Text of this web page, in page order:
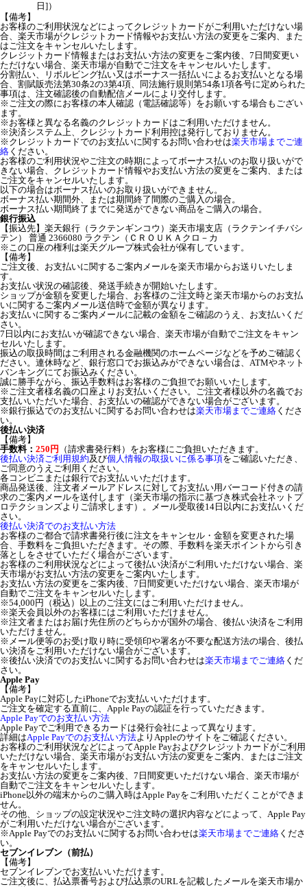
日]）
【備考】
お客様のご利用状況などによってクレジットカードがご利用いただけない場
合、楽天市場がクレジットカード情報やお支払い方法の変更をご案内、また
はご注文をキャンセルいたします。
クレジットカード情報またはお支払い方法の変更をご案内後、7日間変更い
ただけない場合、楽天市場が自動でご注文をキャンセルいたします。
分割払い、リボルビング払い又はボーナス一括払いによるお支払いとなる場
合、割賦販売法第30条2の3第4項、同法施行規則第54条1項各号に定められた
事項は、注文確認後の自動配信メールにより交付します。
※ご注文の際にお客様の本人確認（電話確認等）をお願いする場合もござい
ます。
※お客様と異なる名義のクレジットカードはご利用いただけません。
※決済システム上、クレジットカード利用控は発行しておりません。
※クレジットカードでのお支払いに関するお問い合わせは楽天市場までご連
絡 ください。
お客様のご利用状況やご注文の時期によってボーナス払いのお取り扱いがで
きない場合、クレジットカード情報やお支払い方法の変更をご案内、または
ご注文をキャンセルいたします。
以下の場合はボーナス払いのお取り扱いができません。
ボーナス払い期間外、または期間終了間際のご購入の場合。
ボーナス払い期間終了までに発送ができない商品をご購入の場合。
銀行振込
【振込先】楽天銀行（ラクテンギンコウ）楽天市場支店（ラクテンイチバシ
テン） 普通 2366080 ラクテン（ＣＲＯＵＫＡクロ－カ
※この口座の権利は楽天グループ株式会社が保有しています。
【備考】
ご注文後、お支払いに関するご案内メールを楽天市場からお送りいたしま
す。
お支払い状況の確認後、発送手続きが開始いたします。
ショップが金額を変更した場合、お客様のご注文時と楽天市場からのお支払
いに関するご案内メール送信時で金額が異なります。
お支払いに関するご案内メールに記載の金額をご確認のうえ、お支払いくだ
さい。
7日以内にお支払いが確認できない場合、楽天市場が自動でご注文をキャン
セルいたします。
振込の取扱時間はご利用される金融機関のホームページなどを予めご確認く
ださい。連休時など、銀行窓口でお振込みができない場合は、ATMやネット
バンキングにてお振込みください。
誠に勝手ながら、振込手数料はお客様のご負担でお願いいたします。
※ご注文者様名義の口座よりお支払いください。ご注文者様以外の名義でお
支払いいただいた場合、お支払いの確認ができない場合がございます。
※銀行振込でのお支払いに関するお問い合わせは楽天市場までご連絡 くださ
い。
後払い決済
【備考】
手数料： 250円
（請求書発行料）をお客様にご負担いただきます。
後払い決済ご利用規約及び個人情報の取扱いに係る事項をご確認いただき、
ご同意のうえご利用ください。
各コンビニまたは銀行でお支払いいただけます。
商品発送後、注文者メールアドレスに対してお支払い用バーコード付きの請
求のご案内メールを送付します（楽天市場の指示に基づき株式会社ネットプ
ロテクションズよりご請求します）。メール受取後14日以内にお支払いくだ
さい。
後払い決済でのお支払い方法
お客様のご都合で請求書発行後に注文をキャンセル・金額を変更された場
合、手数料をご負担いただきます。その際、手数料を楽天ポイントから引き
落としをさせていただく場合がございます。
お客様のご利用状況などによって後払い決済がご利用いただけない場合、楽
天市場がお支払い方法の変更をご案内いたします。
お支払い方法の変更をご案内後、7日間変更いただけない場合、楽天市場が
自動でご注文をキャンセルいたします。
※54,000円（税込）以上のご注文にはご利用いただけません。
※楽天会員以外のお客様にはご利用いただけません。
※注文者またはお届け先住所のどちらかが国外の場合、後払い決済をご利用
いただけません。
※メール便等のお受け取り時に受領印や署名が不要な配送方法の場合、後払
い決済をご利用いただけない場合がございます。
※後払い決済でのお支払いに関するお問い合わせは楽天市場までご連絡 くだ
さい。
Apple Pay
【備考】
Apple Payに対応したiPhoneでお支払いいただけます。
ご注文を確定する直前に、Apple Payの認証を行っていただきます。
Apple Payでのお支払い方法
Apple Payでご利用できるカードは発行会社によって異なります。
詳細はApple Payでのお支払い方法よりAppleのサイトをご確認ください。
お客様のご利用状況などによってApple Payおよびクレジットカードがご利用
いただけない場合、楽天市場がお支払い方法の変更をご案内、またはご注文
をキャンセルいたします。
お支払い方法の変更をご案内後、7日間変更いただけない場合、楽天市場が
自動でご注文をキャンセルいたします。
iPhone以外の端末からのご購入時はApple Payをご利用いただくことができま
せん。
その他、ショップの設定状況やご注文時の選択内容などによって、Apple Pay
がご利用いただけない場合がございます。
※Apple Payでのお支払いに関するお問い合わせは楽天市場までご連絡 くださ
い。
セブンイレブン（前払）
【備考】
セブンイレブンでお支払いいただけます。
ご注文後に、払込票番号および払込票のURLを記載したメールを楽天市場か